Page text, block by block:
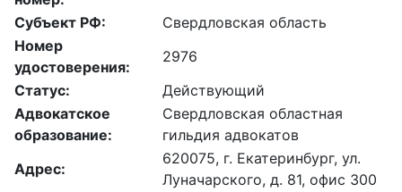
Субъект РФ:
Свердловская область
Номер
удостоверения:
2976
Статус:
Действующий
Адвокатское
образование:
Свердловская областная
гильдия адвокатов
Адрес:
620075, г. Екатеринбург, ул.
Луначарского, д. 81, офис 300